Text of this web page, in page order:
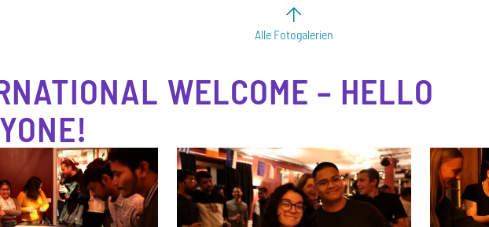
Alle Fotogalerien
WELCOME – HELLO